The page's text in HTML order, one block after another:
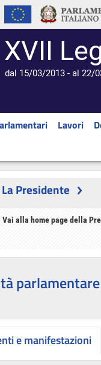
XVII
dal 15/03/2013 - al 22/
Lavori
La Presidente
Vai alla home page della
e manifestazioni